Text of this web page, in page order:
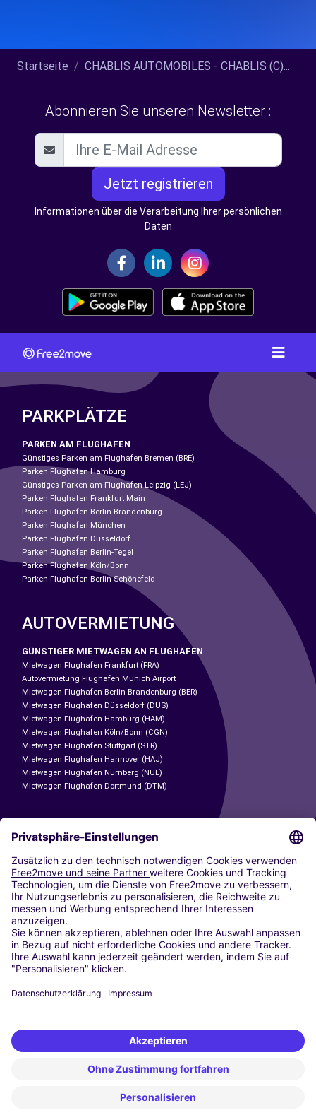
Startseite CHABLIS AUTOMOBILES - CHABLIS (C)...
Abonnieren Sie unseren Newsletter :
Jetzt registrieren
Informationen über die Verarbeitung Ihrer persönlichen
Daten
PARKPLÄTZE
PARKEN AM FLUGHAFEN
Günstiges Parken am Flughafen Bremen (BRE)
Parken Flughafen Hamburg
Günstiges Parken am Flughafen Leipzig (LEJ)
Parken Flughafen Frankfurt Main
Parken Flughafen Berlin Brandenburg
Parken Flughafen München
Parken Flughafen Düsseldorf
Parken Flughafen Berlin-Tegel
Parken Flughafen Köln/Bonn
Parken Flughafen Berlin-Schönefeld
AUTOVERMIETUNG
GÜNSTIGER MIETWAGEN AN FLUGHÄFEN
Mietwagen Flughafen Frankfurt (FRA)
Autovermietung Flughafen Munich Airport
Mietwagen Flughafen Berlin Brandenburg (BER)
Mietwagen Flughafen Düsseldorf (DUS)
Mietwagen Flughafen Hamburg (HAM)
Mietwagen Flughafen Köln/Bonn (CGN)
Mietwagen Flughafen Stuttgart (STR)
Mietwagen Flughafen Hannover (HAJ)
Mietwagen Flughafen Nürnberg (NUE)
Mietwagen Flughafen Dortmund (DTM)
CARSHARING
UNSERE STÄDTE
Paris
Madrid
Washington DC
Mailand
Rom
Turin
Wien
Berlin
Düsseldorf